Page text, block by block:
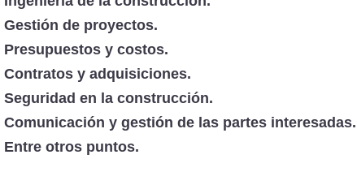
Gestión de proyectos.
Presupuestos y costos.
Contratos y adquisiciones.
Seguridad en la construcción.
Comunicación y gestión de las partes interesadas.
Entre otros puntos.